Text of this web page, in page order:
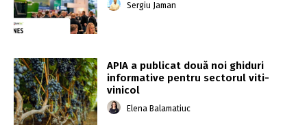
Sergiu Jaman
APIA a publicat două noi ghiduri
informative pentru sectorul viti-
vinicol
Elena Balamatiuc